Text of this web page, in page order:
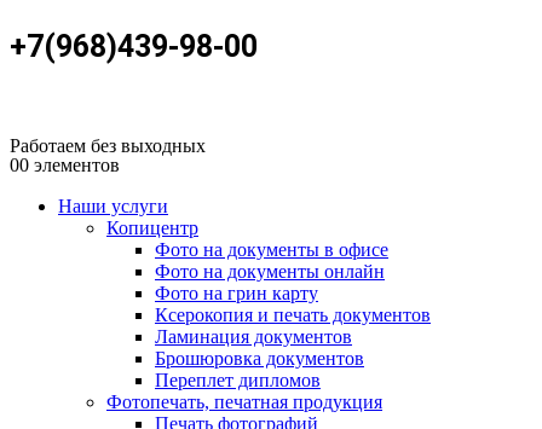
+7(968)439-98-00
Работаем без выходных
00 элементов
Наши услуги
Копицентр
Фото на документы в офисе
Фото на документы онлайн
Фото на грин карту
Ксерокопия и печать документов
Ламинация документов
Брошюровка документов
Переплет дипломов
Фотопечать, печатная продукция
Печать фотографий